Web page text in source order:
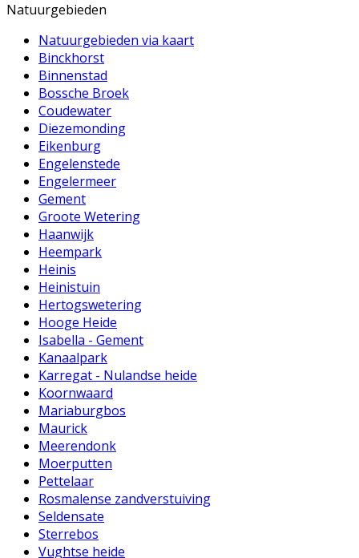
Natuurgebieden
Natuurgebieden via kaart
Binckhorst
Binnenstad
Bossche Broek
Coudewater
Diezemonding
Eikenburg
Engelenstede
Engelermeer
Gement
Groote Wetering
Haanwijk
Heempark
Heinis
Heinistuin
Hertogswetering
Hooge Heide
Isabella - Gement
Kanaalpark
Karregat - Nulandse heide
Koornwaard
Mariaburgbos
Maurick
Meerendonk
Moerputten
Pettelaar
Rosmalense zandverstuiving
Seldensate
Sterrebos
Vughtse heide